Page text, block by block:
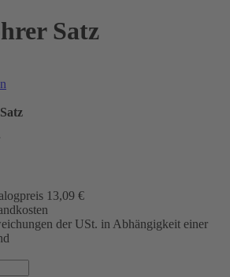
Satz
13,09 €
der USt. in Abhängigkeit einer